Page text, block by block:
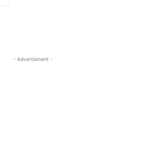
- Advertisment -